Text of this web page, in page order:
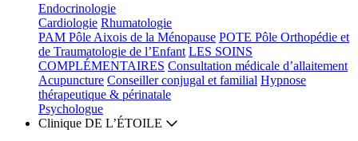
Endocrinologie
Cardiologie Rhumatologie
PAM Pôle Aixois de la Ménopause POTE Pôle Orthopédie et
de Traumatologie de l’Enfant LES SOINS
COMPLÉMENTAIRES Consultation médicale d’allaitement
Acupuncture Conseiller conjugal et familial Hypnose
thérapeutique & périnatale
Psychologue
Clinique DE L’ÉTOILE